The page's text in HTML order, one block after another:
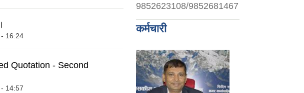
16:24
Quotation - Second
14:57
9852623108/9852681467
कर्मचारी